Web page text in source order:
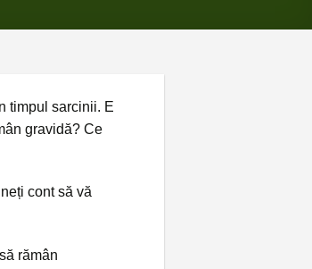
timpul sarcinii. E
gravidă? Ce
cont să vă
rămân